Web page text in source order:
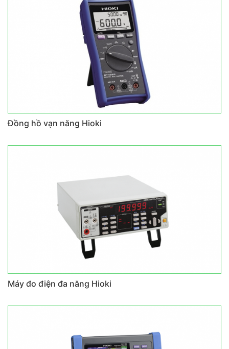
Đồng hồ vạn năng Hioki
Máy đo điện đa năng Hioki